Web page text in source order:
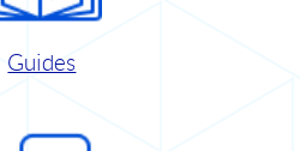
Guides